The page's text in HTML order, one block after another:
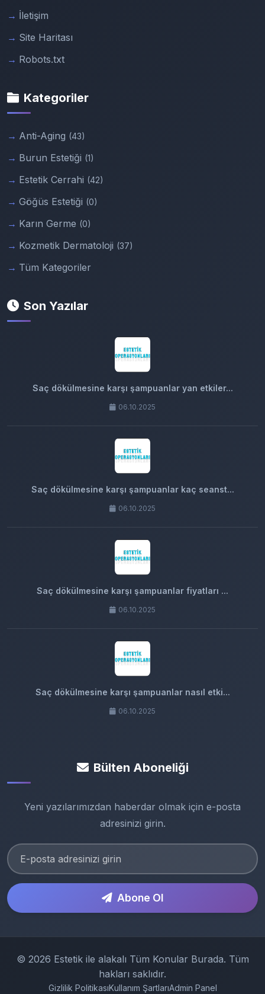
İletişim
Site Haritası
Robots.txt
Kategoriler
Anti-Aging (43)
Burun Estetiği (1)
Estetik Cerrahi (42)
Göğüs Estetiği (0)
Karın Germe (0)
Kozmetik Dermatoloji (37)
Tüm Kategoriler
Son Yazılar
Saç dökülmesine karşı şampuanlar yan etkiler...
06.10.2025
Saç dökülmesine karşı şampuanlar kaç seanst...
06.10.2025
Saç dökülmesine karşı şampuanlar fiyatları ...
06.10.2025
Saç dökülmesine karşı şampuanlar nasıl etki...
06.10.2025
Bülten Aboneliği
Yeni yazılarımızdan haberdar olmak için e-posta
adresinizi girin.
Abone Ol
© 2026 Estetik ile alakalı Tüm Konular Burada. Tüm
hakları saklıdır.
Gizlilik PolitikasıKullanım ŞartlarıAdmin Panel